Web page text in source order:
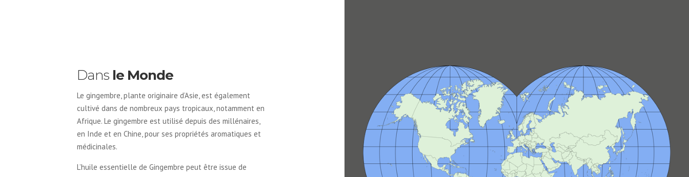
Dans le Monde
Le gingembre, plante originaire d’Asie, est également
cultivé dans de nombreux pays tropicaux, notamment en
Afrique. Le gingembre est utilisé depuis des millénaires,
en Inde et en Chine, pour ses propriétés aromatiques et
médicinales.
L’huile essentielle de Gingembre peut être issue de